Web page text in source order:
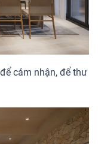
cảm nhận, để thư